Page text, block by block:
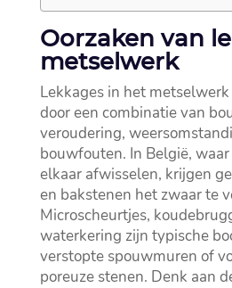
Oorzaken van
metselwerk
Lekkages in het
door een combinatie van
veroudering,
bouwfouten.​ In België,
elkaar afwisselen, krijgen
en bakstenen het zwaar te
Microscheurtjes,
waterkering zijn typische
verstopte spouwmuren of
poreuze stenen.​ Denk aan